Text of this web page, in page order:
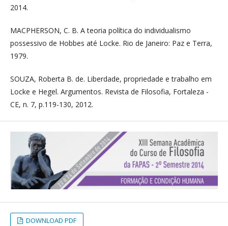
2014.
MACPHERSON, C. B. A teoria política do individualismo
possessivo de Hobbes até Locke. Rio de Janeiro: Paz e Terra,
1979.
SOUZA, Roberta B. de. Liberdade, propriedade e trabalho em
Locke e Hegel. Argumentos. Revista de Filosofia, Fortaleza -
CE, n. 7, p.119-130, 2012.
DOWNLOAD PDF